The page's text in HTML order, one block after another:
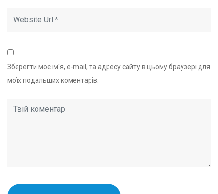
Зберегти моє ім'я, e-mail, та адресу сайту в цьому браузері для
моїх подальших коментарів.